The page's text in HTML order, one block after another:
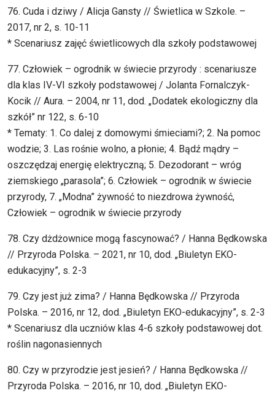
76. Cuda i dziwy / Alicja Gansty // Świetlica w Szkole. –
2017, nr 2, s. 10-11
* Scenariusz zajęć świetlicowych dla szkoły podstawowej
77. Człowiek – ogrodnik w świecie przyrody : scenariusze
dla klas IV-VI szkoły podstawowej / Jolanta Fornalczyk-
Kocik // Aura. – 2004, nr 11, dod. „Dodatek ekologiczny dla
szkół” nr 122, s. 6-10
* Tematy: 1. Co dalej z domowymi śmieciami?; 2. Na pomoc
wodzie; 3. Las rośnie wolno, a płonie; 4. Bądź mądry –
oszczędzaj energię elektryczną; 5. Dezodorant – wróg
ziemskiego „parasola”; 6. Człowiek – ogrodnik w świecie
przyrody, 7. „Modna” żywność to niezdrowa żywność,
Człowiek – ogrodnik w świecie przyrody
78. Czy dżdżownice mogą fascynować? / Hanna Będkowska
// Przyroda Polska. – 2021, nr 10, dod. „Biuletyn EKO-
edukacyjny”, s. 2-3
79. Czy jest już zima? / Hanna Będkowska // Przyroda
Polska. – 2016, nr 12, dod. „Biuletyn EKO-edukacyjny”, s. 2-3
* Scenariusz dla uczniów klas 4-6 szkoły podstawowej dot.
roślin nagonasiennych
80. Czy w przyrodzie jest jesień? / Hanna Będkowska //
Przyroda Polska. – 2016, nr 10, dod. „Biuletyn EKO-